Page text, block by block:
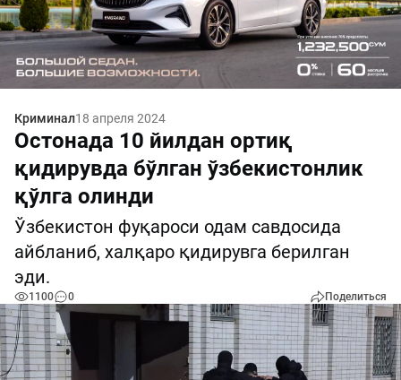
Криминал18 апреля 2024
Остонада 10 йилдан ортиқ
қидирувда бўлган ўзбекистонлик
қўлга олинди
Ўзбекистон фуқароси одам савдосида
айбланиб, халқаро қидирувга берилган
эди.
1100 0 Поделиться